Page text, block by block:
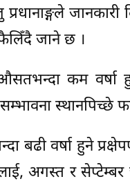
जाने छ ।
कम वर्षा
बढी वर्षा हुने
अगस्त र सेप्टेम्बर